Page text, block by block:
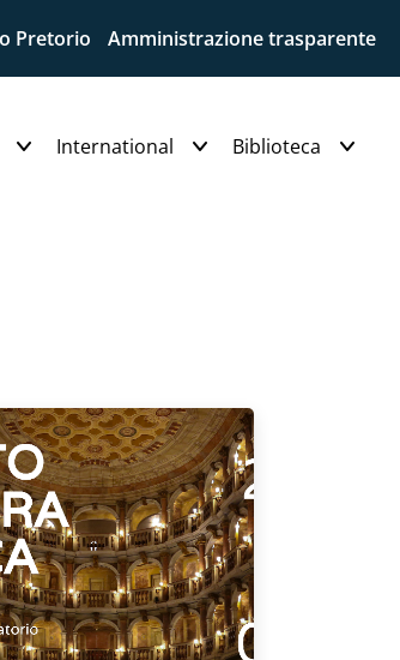
Pretorio Amministrazione trasparente
International Biblioteca